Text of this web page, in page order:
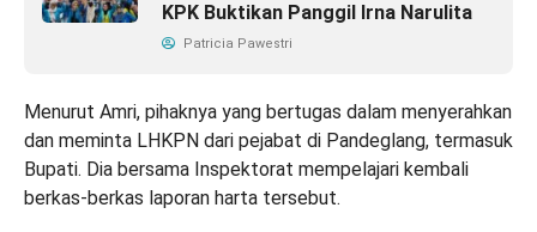
KPK Buktikan Panggil Irna Narulita
Patricia Pawestri
Menurut Amri, pihaknya yang bertugas dalam menyerahkan
dan meminta LHKPN dari pejabat di Pandeglang, termasuk
Bupati. Dia bersama Inspektorat mempelajari kembali
berkas-berkas laporan harta tersebut.